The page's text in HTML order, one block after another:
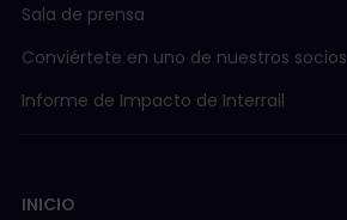
Sala de prensa
Conviértete en uno de nuestros socios
Informe de Impacto de Interrail
INICIO